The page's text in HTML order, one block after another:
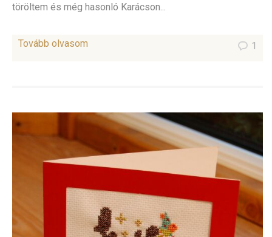
töröltem és még hasonló Karácson...
Tovább olvasom 1